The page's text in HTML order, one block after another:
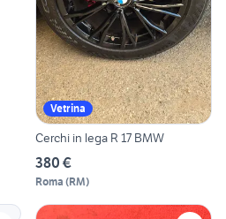
Vetrina
Cerchi in lega R 17 BMW
380 €
Roma (RM)